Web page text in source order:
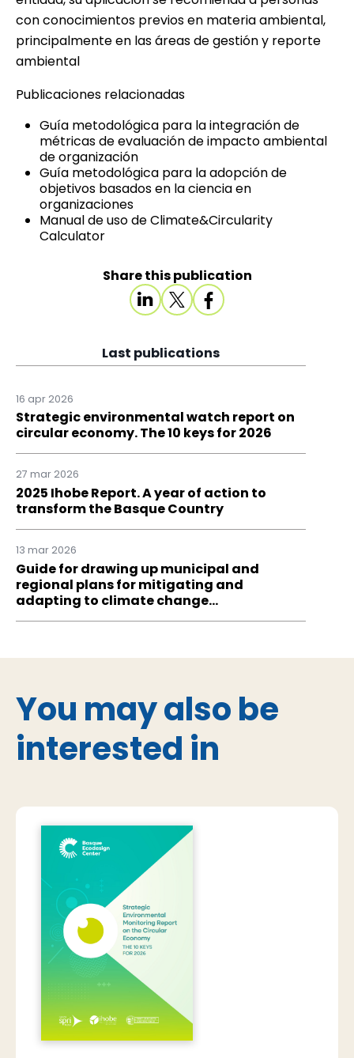
con conocimientos previos en materia ambiental,
principalmente en las áreas de gestión y reporte
ambiental
Publicaciones relacionadas
Guía metodológica para la integración de
métricas de evaluación de impacto ambiental
de organización
Guía metodológica para la adopción de
objetivos basados en la ciencia en
organizaciones
Manual de uso de Climate&Circularity
Calculator
Share this publication
Last publications
16 apr 2026
Strategic environmental watch report on
circular economy. The 10 keys for 2026
27 mar 2026
2025 Ihobe Report. A year of action to
transform the Basque Country
13 mar 2026
Guide for drawing up municipal and
regional plans for mitigating and
adapting to climate change…
You may also be
interested in